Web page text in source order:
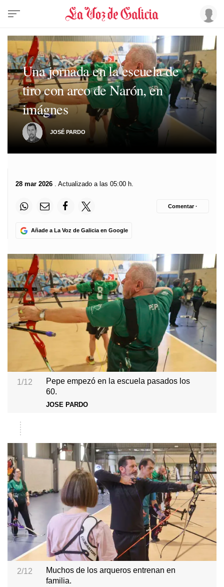
Una jornada en la escuela de
tiro con arco de Narón, en
imágnes
JOSÉ PARDO
28 mar 2026 . Actualizado a las 05:00 h.
Añade a La Voz de Galicia en Google
Comentar ·
1/12
Pepe empezó en la escuela pasados los
60.
JOSE PARDO
2/12
Muchos de los arqueros entrenan en
familia.